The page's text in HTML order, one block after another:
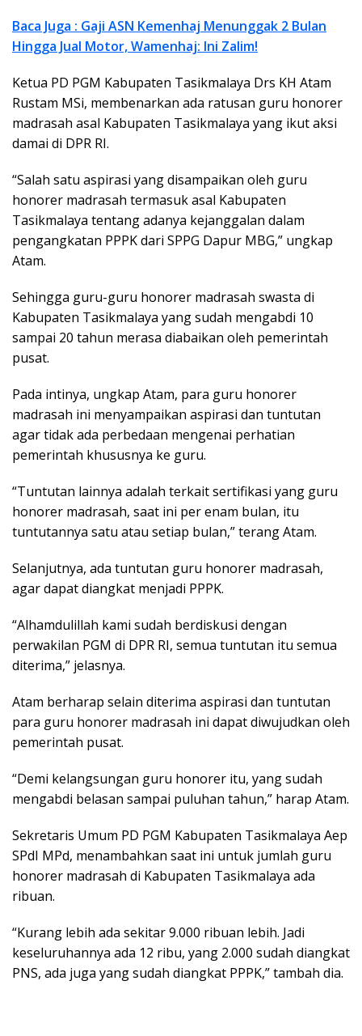
Baca Juga : Gaji ASN Kemenhaj Menunggak 2 Bulan
Hingga Jual Motor, Wamenhaj: Ini Zalim!
Ketua PD PGM Kabupaten Tasikmalaya Drs KH Atam
Rustam MSi, membenarkan ada ratusan guru honorer
madrasah asal Kabupaten Tasikmalaya yang ikut aksi
damai di DPR RI.
“Salah satu aspirasi yang disampaikan oleh guru
honorer madrasah termasuk asal Kabupaten
Tasikmalaya tentang adanya kejanggalan dalam
pengangkatan PPPK dari SPPG Dapur MBG,” ungkap
Atam.
Sehingga guru-guru honorer madrasah swasta di
Kabupaten Tasikmalaya yang sudah mengabdi 10
sampai 20 tahun merasa diabaikan oleh pemerintah
pusat.
Pada intinya, ungkap Atam, para guru honorer
madrasah ini menyampaikan aspirasi dan tuntutan
agar tidak ada perbedaan mengenai perhatian
pemerintah khususnya ke guru.
“Tuntutan lainnya adalah terkait sertifikasi yang guru
honorer madrasah, saat ini per enam bulan, itu
tuntutannya satu atau setiap bulan,” terang Atam.
Selanjutnya, ada tuntutan guru honorer madrasah,
agar dapat diangkat menjadi PPPK.
“Alhamdulillah kami sudah berdiskusi dengan
perwakilan PGM di DPR RI, semua tuntutan itu semua
diterima,” jelasnya.
Atam berharap selain diterima aspirasi dan tuntutan
para guru honorer madrasah ini dapat diwujudkan oleh
pemerintah pusat.
“Demi kelangsungan guru honorer itu, yang sudah
mengabdi belasan sampai puluhan tahun,” harap Atam.
Sekretaris Umum PD PGM Kabupaten Tasikmalaya Aep
SPdI MPd, menambahkan saat ini untuk jumlah guru
honorer madrasah di Kabupaten Tasikmalaya ada
ribuan.
“Kurang lebih ada sekitar 9.000 ribuan lebih. Jadi
keseluruhannya ada 12 ribu, yang 2.000 sudah diangkat
PNS, ada juga yang sudah diangkat PPPK,” tambah dia.